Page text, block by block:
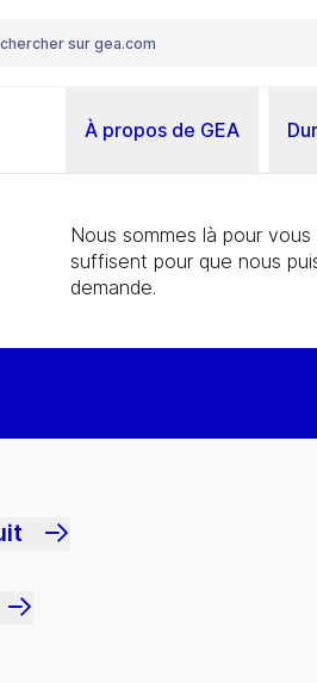
À propos de GEA
Nous sommes là pour
suffisent pour que nous
demande.